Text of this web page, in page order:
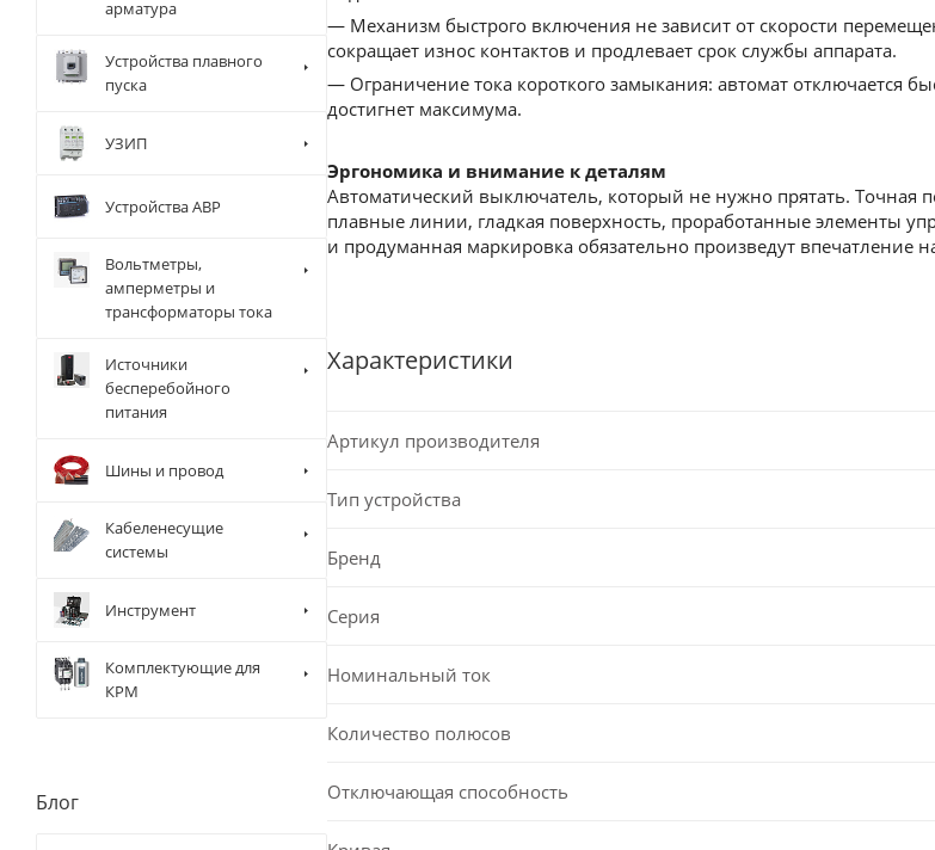
— Механизм быстрого включения не зависит от скорости
сокращает износ контактов и продлевает срок службы аппарата.
— Ограничение тока короткого замыкания: автомат отключается
достигнет максимума.
Эргономика и внимание к деталям
Автоматический выключатель, который не нужно прятать. Точная
плавные линии, гладкая поверхность, проработанные элементы
и продуманная маркировка обязательно произведут впечатление
Характеристики
Артикул производителя
Тип устройства
Бренд
Серия
Номинальный ток
Количество полюсов
Отключающая способность
арматура
Устройства плавного
пуска
УЗИП
Устройства АВР
Вольтметры,
амперметры и
трансформаторы тока
Источники
бесперебойного
питания
Шины и провод
Кабеленесущие
системы
Инструмент
Комплектующие для
КРМ
Блог